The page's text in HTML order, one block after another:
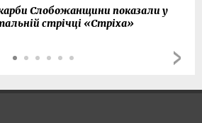
Слобожанщини показали у
стрічці «Стріха»